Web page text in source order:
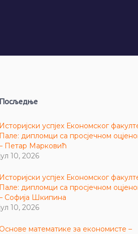
Посљедње
Историјски успјех Економског
Пале: дипломци са просјечном
Петар Марковић
јул 10, 2026
Историјски успјех Економског
Пале: дипломци са просјечном
Софија Шкипина
јул 10, 2026
Основе математике за економисте –